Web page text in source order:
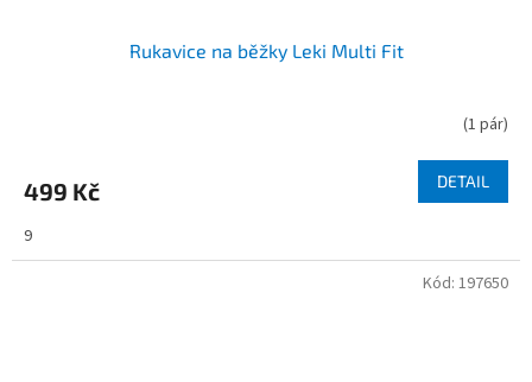
Rukavice na běžky Leki Multi Fit
(1 pár)
499 Kč DETAIL
9
Kód: 197650